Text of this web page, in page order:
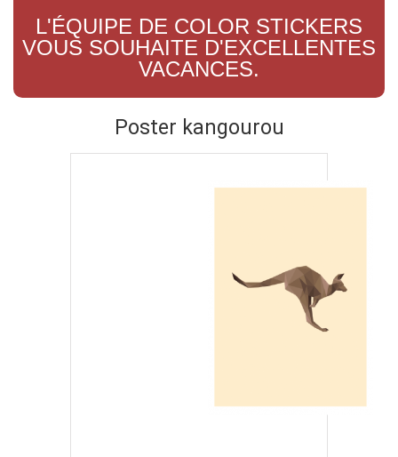
L'ÉQUIPE DE COLOR STICKERS
VOUS SOUHAITE D'EXCELLENTES
VACANCES.
Poster kangourou